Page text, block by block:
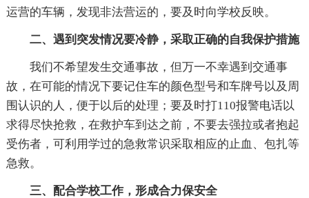
运营的车辆，发现非法营运的，要及时向学校反映。
二、遇到突发情况要冷静，采取正确的自我保护措施
我们不希望发生交通事故，但万一不幸遇到交通事
故，在可能的情况下要记住车的颜色型号和车牌号以及周
围认识的人，便于以后的处理；要及时打110报警电话以
求得尽快抢救，在救护车到达之前，不要去强拉或者抱起
受伤者，可利用学过的急救常识采取相应的止血、包扎等
急救。
三、配合学校工作，形成合力保安全